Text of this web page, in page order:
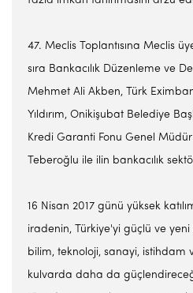
47. Meclis Toplantısına Meclis
sıra Bankacılık Düzenleme ve
Mehmet Ali Akben, Türk
Yıldırım, Onikişubat Belediye
Kredi Garanti Fonu Genel Müdür
Teberoğlu ile ilin bankacılık
16 Nisan 2017 günü yüksek
iradenin, Türkiye'yi güçlü ve
bilim, teknoloji, sanayi, istihdam
kulvarda daha da